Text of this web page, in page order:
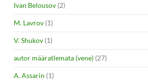
Ivan Belousov (2)
M. Lavrov (1)
V. Shukov (1)
autor määratlemata (vene) (27)
A. Assarin (1)